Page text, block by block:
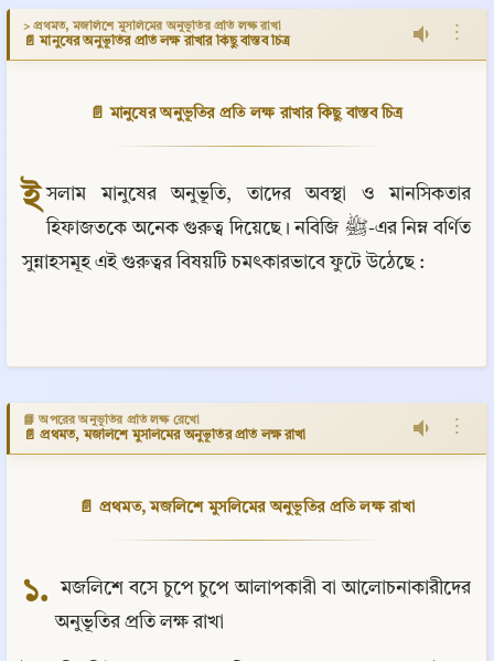
> প্রথমত, মজলিশে মুসলিমের অনুভূতির প্রতি লক্ষ রাখা
📄 মানুষের অনুভূতির প্রতি লক্ষ রাখার কিছু বাস্তব চিত্র ⋮
📄 মানুষের অনুভূতির প্রতি লক্ষ রাখার কিছু বাস্তব চিত্র
ই সলাম মানুষের অনুভূতি, তাদের অবস্থা ও মানসিকতার
হিফাজতকে অনেক গুরুত্ব দিয়েছে। নবিজি ﷺ-এর নিম্ন বর্ণিত
সুন্নাহসমূহ এই গুরুত্বর বিষয়টি চমৎকারভাবে ফুটে উঠেছে :
📘 অপরের অনুভূতির প্রতি লক্ষ রেখো
📄 প্রথমত, মজলিশে মুসলিমের অনুভূতির প্রতি লক্ষ রাখা ⋮
📄 প্রথমত, মজলিশে মুসলিমের অনুভূতির প্রতি লক্ষ রাখা
১.
মজলিশে বসে চুপে চুপে আলাপকারী বা আলোচনাকারীদের
অনুভূতির প্রতি লক্ষ রাখা